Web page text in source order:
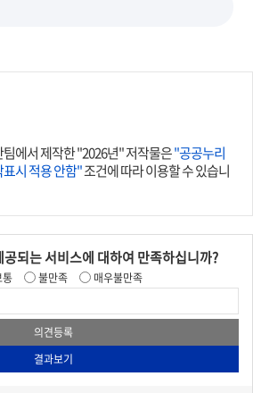
에서 제작한 "2026년" 저작물은"공공누리
시 적용 안함"조건에 따라 이용할 수 있습니
되는 서비스에 대하여 만족하십니까?
통 불만족 매우불만족